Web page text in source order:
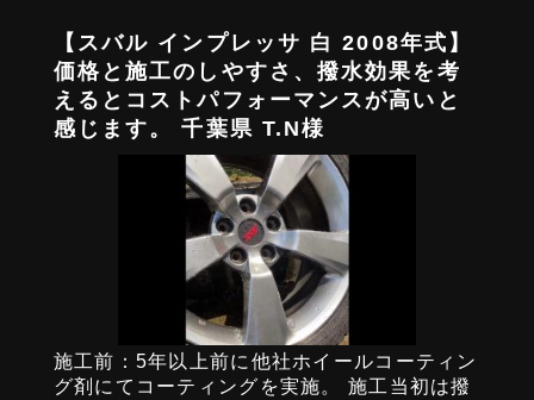
【スバル インプレッサ 白 2008年式】
価格と施工のしやすさ、撥水効果を考
えるとコストパフォーマンスが高いと
感じます。 千葉県 T.N様
施工前：5年以上前に他社ホイールコーティン
グ剤にてコーティングを実施。 施工当初は撥